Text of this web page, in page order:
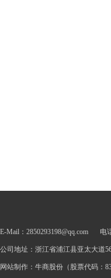
E-Mail：2850293198@qq.com 电
公司地址：浙江省浦江县亚太大道
网站制作： 牛商股份 （股票代码：